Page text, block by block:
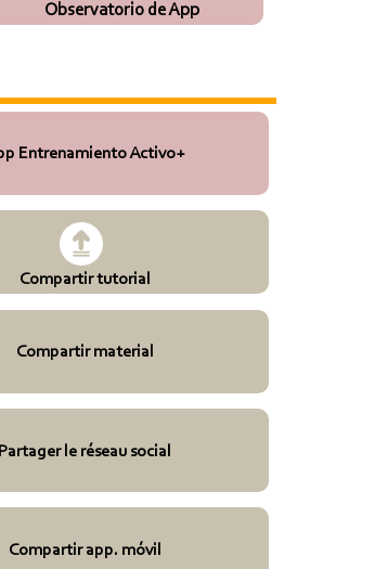
Observatorio de App
Entrenamiento Activo+
Compartir tutorial
Compartir material
Partager le réseau social
Compartir app. móvil